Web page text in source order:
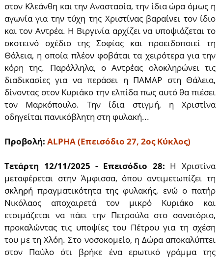
στον Κλεάνθη και την Αναστασία, την ίδια ώρα όμως η
αγωνία για την τύχη της Χριστίνας βαραίνει τον ίδιο
και τον Αντρέα. Η Βιργινία αρχίζει να υποψιάζεται το
σκοτεινό σχέδιο της Σοφίας και προειδοποιεί τη
Θάλεια, η οποία πλέον φοβάται τα χειρότερα για την
κόρη της. Παράλληλα, ο Αντρέας ολοκληρώνει τις
διαδικασίες για να περάσει η ΠΑΜΑΡ στη Θάλεια,
δίνοντας στον Κυριάκο την ελπίδα πως αυτό θα πιέσει
τον Μαρκόπουλο. Την ίδια στιγμή, η Χριστίνα
οδηγείται πανικόβλητη στη φυλακή...
Προβολή: ALPHA (Επεισόδιο 27, 2ος Κύκλος)
Τετάρτη 12/11/2025 - Επεισόδιο 28: Η Χριστίνα
μεταφέρεται στην Άμφισσα, όπου αντιμετωπίζει τη
σκληρή πραγματικότητα της φυλακής, ενώ ο πατήρ
Νικόλαος αποχαιρετά τον μικρό Κυριάκο και
ετοιμάζεται να πάει την Πετρούλα στο σανατόριο,
προκαλώντας τις υποψίες του Πέτρου για τη σχέση
του με τη Χλόη. Στο νοσοκομείο, η Δώρα αποκαλύπτει
στον Παύλο ότι βρήκε ένα εpωτικό γράμμα της